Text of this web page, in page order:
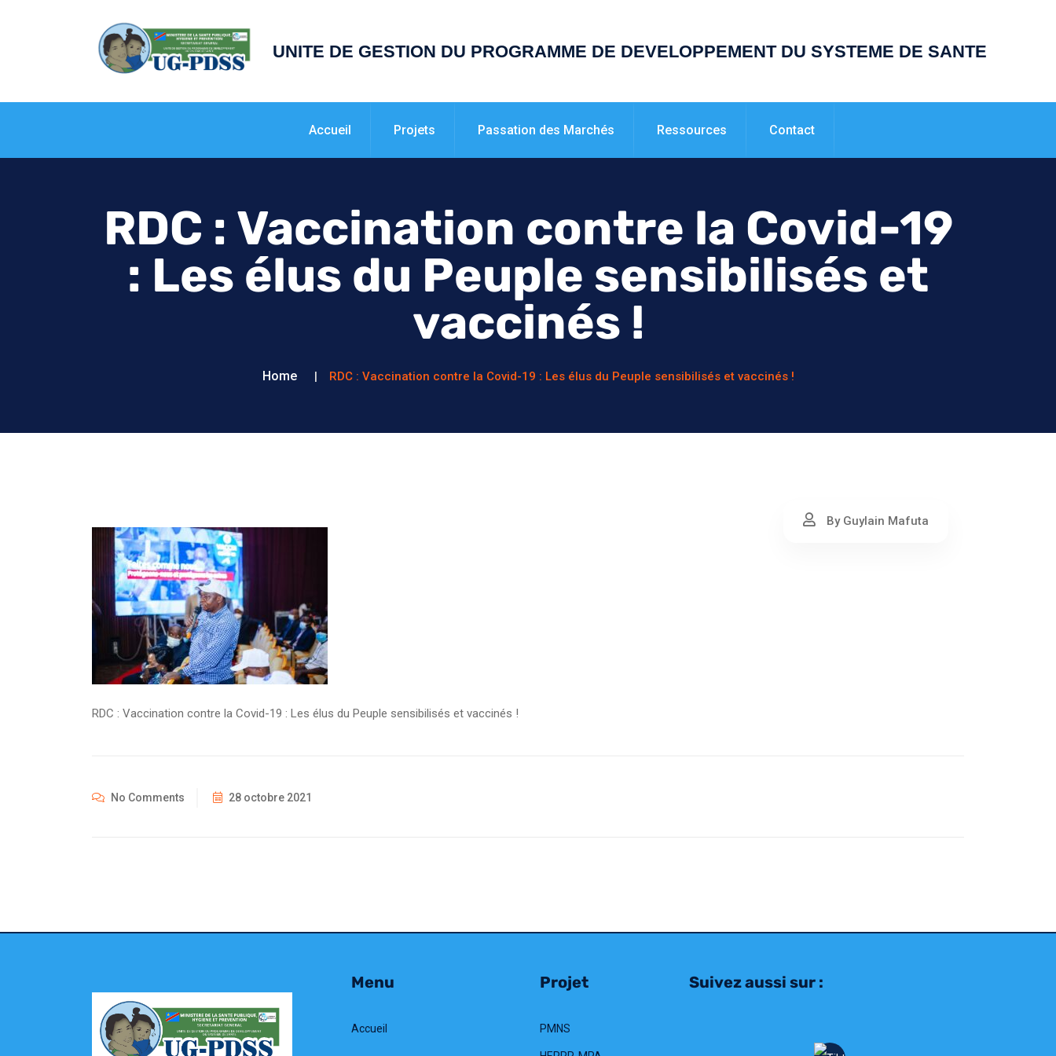
UNITE DE GESTION DU PROGRAMME DE DEVELOPPEMENT DU SYSTEME DE SANTE
Accueil Projets Passation des Marchés Ressources Contact
RDC : Vaccination contre la Covid-19
: Les élus du Peuple sensibilisés et
vaccinés !
Home RDC : Vaccination contre la Covid-19 : Les élus du Peuple sensibilisés et vaccinés !
By Guylain Mafuta
RDC : Vaccination contre la Covid-19 : Les élus du Peuple sensibilisés et vaccinés !
No Comments 28 octobre 2021
Menu
Accueil
Projet
PMNS
Suivez aussi sur :